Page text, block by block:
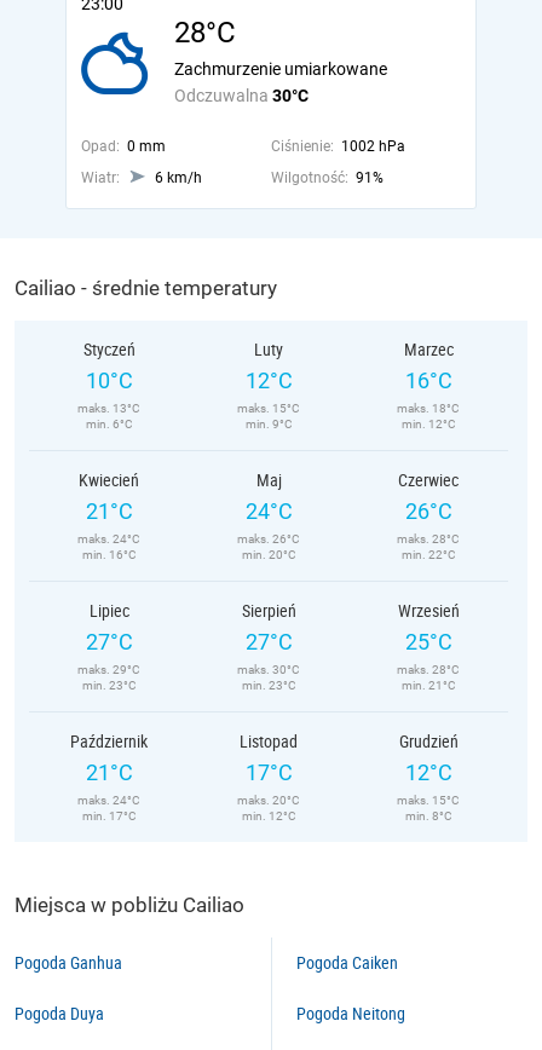
28°C
Odczuwalna 30°C
Zachmurzenie umiarkowane
Opad: 0 mm Ciśnienie: 1002 hPa
Wiatr:
6 km/h Wilgotność: 91%
Cailiao - średnie temperatury
Styczeń
10°C
maks. 13°C
min. 6°C
Luty
12°C
maks. 15°C
min. 9°C
Marzec
16°C
maks. 18°C
min. 12°C
Kwiecień
21°C
maks. 24°C
min. 16°C
Maj
24°C
maks. 26°C
min. 20°C
Czerwiec
26°C
maks. 28°C
min. 22°C
Lipiec
27°C
maks. 29°C
min. 23°C
Sierpień
27°C
maks. 30°C
min. 23°C
Wrzesień
25°C
maks. 28°C
min. 21°C
Październik
21°C
maks. 24°C
min. 17°C
Listopad
17°C
maks. 20°C
min. 12°C
Grudzień
12°C
maks. 15°C
min. 8°C
Miejsca w pobliżu Cailiao
Pogoda Ganhua
Pogoda Duya
Pogoda Caiken
Pogoda Neitong